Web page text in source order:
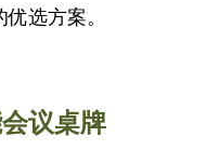
选方案。
议桌牌